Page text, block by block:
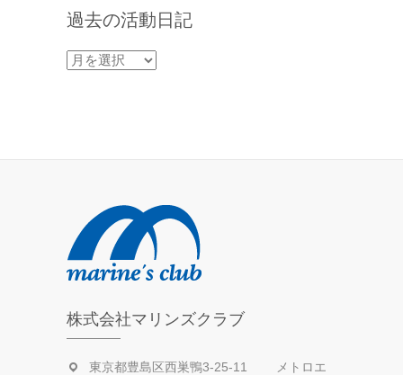
過去の活動日記
過
日
株式会社マリンズクラブ
東京都豊島区西巣鴨3-25-11 メトロエ